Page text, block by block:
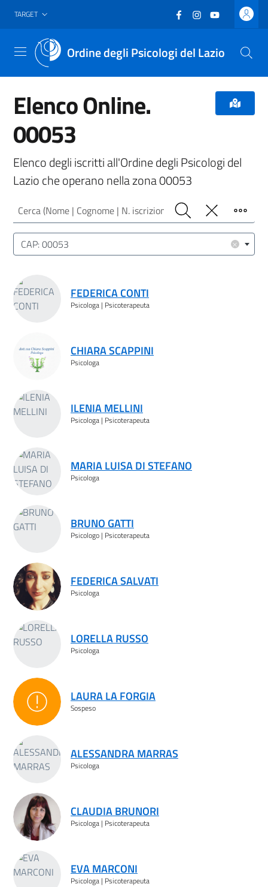
Vai al header
Vai al contenuto principale
Vai al footer
TARGET Facebook
(nuova scheda -
Instagram
(nuova scheda
YouTube
(nuova
Ordine degli Psicologi del Lazio
Menu
Elenco Online.
00053
Elenco degli iscritti all'Ordine degli Psicologi del
Lazio che operano nella zona 00053
Cerca (Nome | Cognome | N. iscrizione)
Cerca PulisciFiltro
Luogo (CAP | Comune | Provincia)
×
CAP: 00053
FEDERICA CONTI
Psicologa | Psicoterapeuta
CHIARA SCAPPINI
Psicologa
ILENIA MELLINI
Psicologa | Psicoterapeuta
MARIA LUISA DI STEFANO
Psicologa
BRUNO GATTI
Psicologo | Psicoterapeuta
FEDERICA SALVATI
Psicologa
LORELLA RUSSO
Psicologa
Sospeso
LAURA LA FORGIA
Sospeso
ALESSANDRA MARRAS
Psicologa
CLAUDIA BRUNORI
Psicologa | Psicoterapeuta
EVA MARCONI
Psicologa | Psicoterapeuta